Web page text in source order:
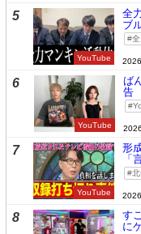
5
YouTube
全
ブ
6
YouTube
ば
告
7
YouTube
形
「
8
す
に